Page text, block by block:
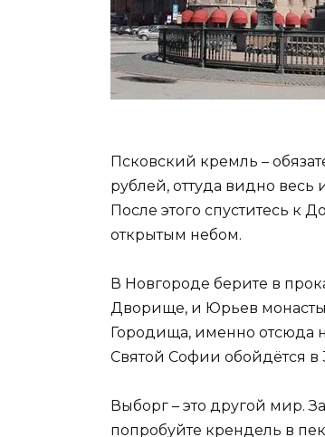
Псковский кремль –
рублей, оттуда видно
После этого спуститесь к
открытым небом.
В Новгороде берите в
Дворище, и Юрьев
Городища, именно отсюда
Святой Софии обойдётся в
Выборг – это другой мир.
попробуйте крендель в